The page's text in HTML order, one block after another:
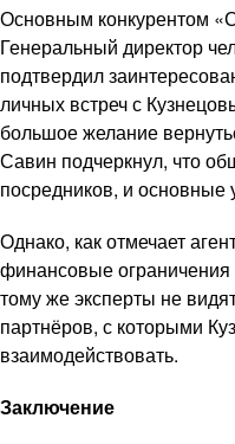
Основным конкурентом
Генеральный директор
подтвердил
личных встреч с
большое желание
Савин подчеркнул, что
посредников, и основные
Однако, как отмечает
финансовые
тому же эксперты не
партнёров, с которыми
взаимодействовать.
Заключение